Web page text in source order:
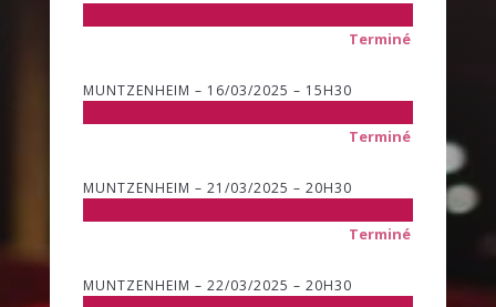
Terminé
MUNTZENHEIM – 16/03/2025 – 15H30
Terminé
MUNTZENHEIM – 21/03/2025 – 20H30
Terminé
MUNTZENHEIM – 22/03/2025 – 20H30